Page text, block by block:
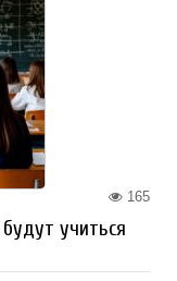
165
учиться